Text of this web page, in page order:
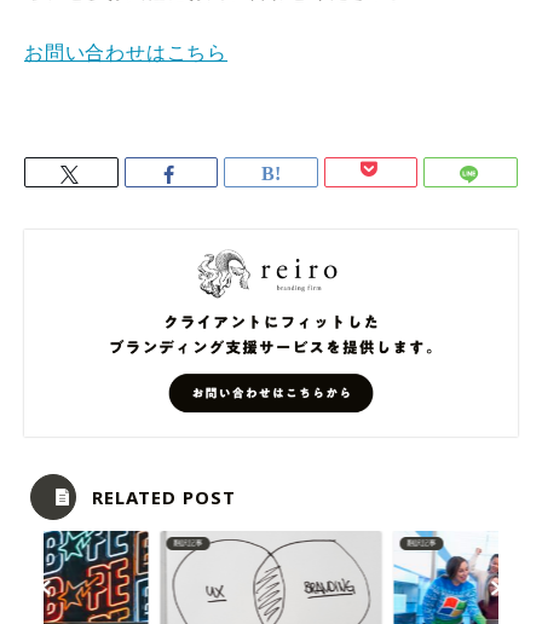
お問い合わせはこちら
RELATED POST
翻訳記事 翻訳記事